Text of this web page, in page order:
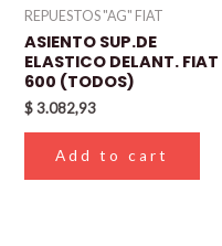
REPUESTOS "AG" FIAT
ASIENTO SUP.DE
ELASTICO DELANT. FIAT
600 (TODOS)
$3.082,93
Add to cart